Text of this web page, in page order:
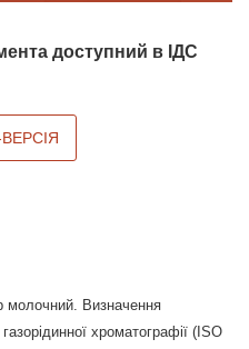
доступний в ІДС
Визначення
хроматографії (ISO